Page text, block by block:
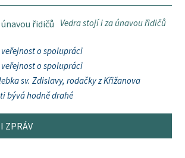
Vedra stojí i za únavou řidičů
o spolupráci
o spolupráci
sv. Zdislavy, rodačky z Křižanova
bývá hodně drahé
ZPRÁV